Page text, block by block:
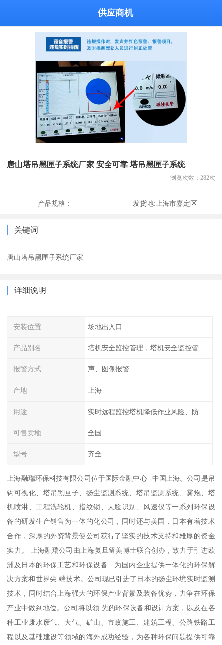
供应商机
唐山塔吊黑匣子系统厂家 安全可靠 塔吊黑匣子系统
浏览次数： 282次
产品规格： 发货地:上海市嘉定区
关键词
唐山塔吊黑匣子系统厂家
详细说明
安装位置 场地出入口
产品别名 塔机安全监控管理，塔机安全监控管理系统，特种设备安全管理系统
报警方式 声、图像报警
产地 上海
用途 实时远程监控塔机降低作业风险、防止塔群间碰撞
可售卖地 全国
型号 齐全
上海融瑞环保科技有限公司位于国际金融中心--中国上海。公司是吊
钩可视化、塔吊黑匣子、扬尘监测系统、塔吊监测系统、雾炮、塔
机喷淋、工程洗轮机、指纹锁、人脸识别、风速仪等一系列环保设
备的研发生产销售为一体的化公司，同时还与美国，日本有着技术
合作，深厚的外资背景使公司获得了坚实的技术支持和雄厚的资金
实力。 上海融瑞公司由上海复旦留美博士联合创办，致力于引进欧
洲及日本的环保工艺和环保设备，为国内企业提供一体化的环保解
决方案和世界尖 端技术。公司现已引进了日本的扬尘环境实时监测
技术，同时结合上海强大的环保产业背景及装备优势，力争在环保
产业中做到地位。公司将以领 先的环保设备和设计方案，以及在各
种工业废水废气、大气、矿山、市政施工、建筑工程、公路铁路工
程以及基础建设等领域的海外成功经验，为各种环保问题提供可靠